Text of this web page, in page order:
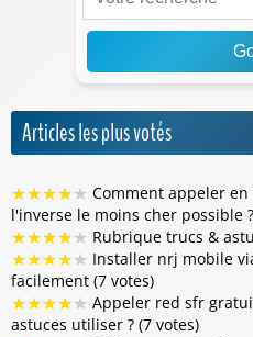
Articles les plus votés
★★★★★ Comment appeler
l'inverse le moins cher possible
★★★★★ Rubrique trucs &
★★★★★ Installer nrj mobile
facilement (7 votes)
★★★★★ Appeler red sfr
astuces utiliser ? (7 votes)